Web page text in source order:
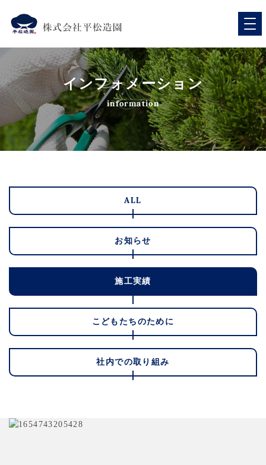
インフォメーション
information
ALL
お知らせ
施工実績
こどもたちのために
社内での取り組み